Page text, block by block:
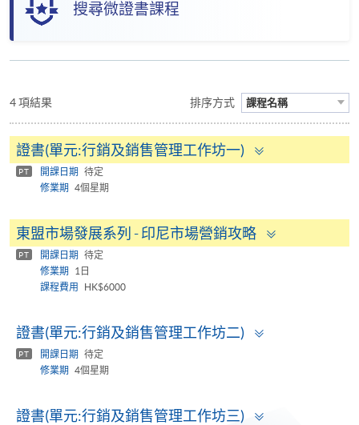
搜尋微證書課程
4 項結果 排序方式 課程名稱
證書(單元:行銷及銷售管理工作坊一)
panel
PT 開課日期
待定
修業期
4個星期
東盟市場發展系列 - 印尼市場營銷攻略
panel
PT 開課日期
待定
修業期
1日
課程費用
HK$6000
證書(單元:行銷及銷售管理工作坊二)
PT 開課日期
待定
修業期
4個星期
證書(單元:行銷及銷售管理工作坊三)